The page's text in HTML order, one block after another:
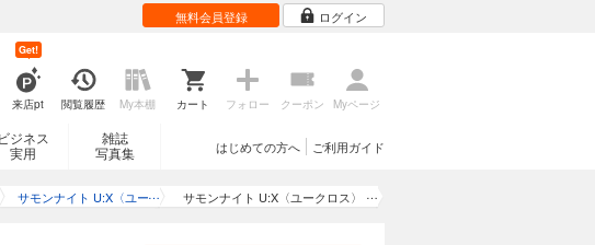
無料会員登録 ログイン
来店pt
Get!
閲覧履歴 My本棚 カート フォロー クーポン Myページ
ビジネス
実用
雑誌
写真集
ご利用ガイド
はじめての方へ
サモンナイト U:X〈ユー
サモンナイト U:X〈ユークロス〉